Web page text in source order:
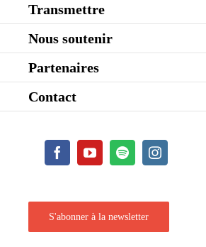
Transmettre
Nous soutenir
Partenaires
Contact
FacebookYouTubeSpotifyInstagram
S'abonner à la newsletter